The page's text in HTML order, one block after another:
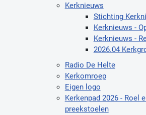
Kerknieuws
Stichting
Kerknieuws -
Kerknieuws -
2026.04
Radio De Helte
Kerkomroep
Eigen logo
Kerkenpad 2026 - Roel
preekstoelen